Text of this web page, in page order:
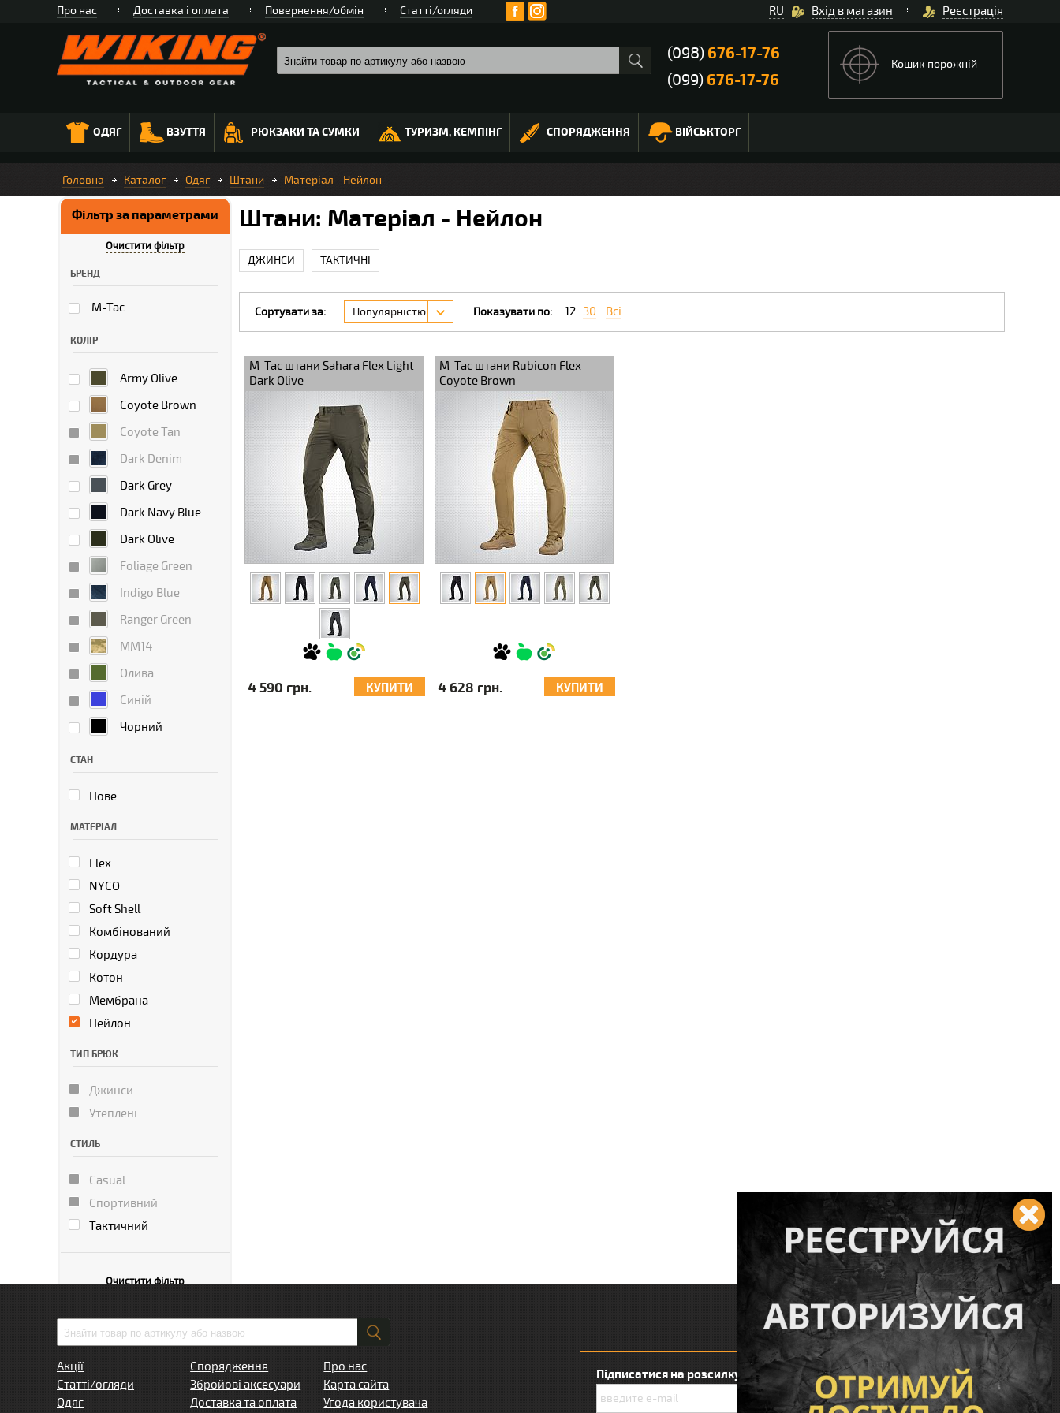
Про нас Доставка і оплата Повернення/обмін Статті/огляди Вхід в магазин Реєстрація
RU
(098) 676-17-76
(099) 676-17-76
Кошик порожній
ОДЯГ ВЗУТТЯ РЮКЗАКИ ТА СУМКИ ТУРИЗМ, КЕМПІНГ СПОРЯДЖЕННЯ ВІЙСЬКТОРГ
Головна Каталог Одяг Штани Матеріал - Нейлон
Штани: Матеріал - Нейлон
Фільтр за параметрами
Очистити фільтр
БРЕНД
M-Tac
КОЛІР
Army Olive
Coyote Brown
Coyote Tan
Dark Denim
Dark Grey
Dark Navy Blue
Dark Olive
Foliage Green
Indigo Blue
Ranger Green
ММ14
Олива
Синій
Чорний
СТАН
Нове
МАТЕРІАЛ
Flex
NYCO
Soft Shell
Комбінований
Кордура
Котон
Мембрана
Нейлон
ТИП БРЮК
Джинси
Утеплені
СТИЛЬ
Casual
Спортивний
Тактичний
Очистити фільтр
ДЖИНСИ ТАКТИЧНІ
Сортувати за: Популярністю Показувати по: 12 30 Всі
M-Tac штани Sahara Flex Light
Dark Olive
4 590 грн. КУПИТИ
M-Tac штани Rubicon Flex
Coyote Brown
4 628 грн. КУПИТИ
Слідкуйте за нами:
Підписатися на розсилку:
Акції
Статті/огляди
Одяг
Спорядження
Збройові аксесуари
Доставка та оплата
Про нас
Карта сайта
Угода користувача